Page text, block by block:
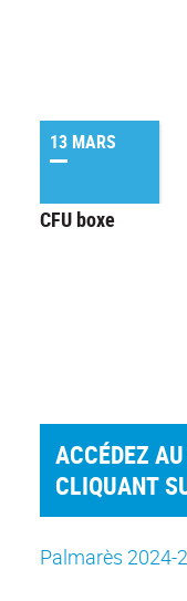
13 MARS
CFU boxe
ACCÉDEZ
CLIQUANT
Palmarès 2024-